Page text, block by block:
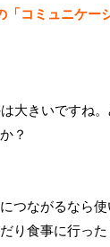
コミュニケー
大きいですね
？
つながるなら
り食事に行っ